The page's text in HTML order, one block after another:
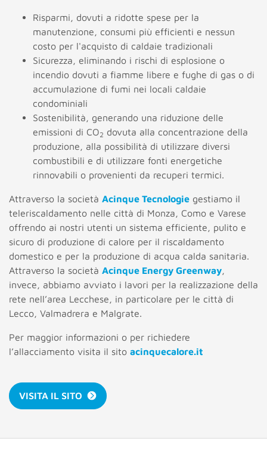
Risparmi, dovuti a ridotte spese per la
manutenzione, consumi più efficienti e nessun
costo per l'acquisto di caldaie tradizionali
Sicurezza, eliminando i rischi di esplosione o
incendio dovuti a fiamme libere e fughe di gas o di
accumulazione di fumi nei locali caldaie
condominiali
Sostenibilità, generando una riduzione delle
emissioni di CO2 dovuta alla concentrazione della
produzione, alla possibilità di utilizzare diversi
combustibili e di utilizzare fonti energetiche
rinnovabili o provenienti da recuperi termici.
Attraverso la società Acinque Tecnologie gestiamo il
teleriscaldamento nelle città di Monza, Como e Varese
offrendo ai nostri utenti un sistema efficiente, pulito e
sicuro di produzione di calore per il riscaldamento
domestico e per la produzione di acqua calda sanitaria.
Attraverso la società Acinque Energy Greenway,
invece, abbiamo avviato i lavori per la realizzazione della
rete nell’area Lecchese, in particolare per le città di
Lecco, Valmadrera e Malgrate.
Per maggior informazioni o per richiedere
l’allacciamento visita il sito acinquecalore.it
VISITA IL SITO